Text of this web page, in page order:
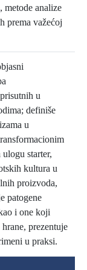
metode analize
prema važećoj
u
definiše
u
ulogu starter,
kultura u
proizvoda,
patogene
i one koji
prezentuje
u praksi.